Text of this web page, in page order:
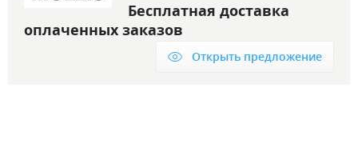
Бесплатная доставка
оплаченных заказов
Открыть предложение